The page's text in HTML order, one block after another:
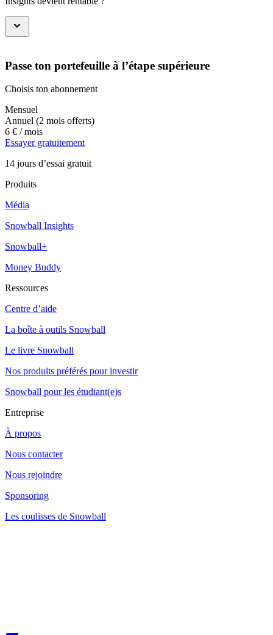
Passe ton portefeuille à l’étape supérieure
Choisis ton abonnement
Mensuel
Annuel (2 mois offerts)
6 € / mois
Essayer gratuitement
14 jours d’essai gratuit
Produits
Média
Snowball Insights
Snowball+
Money Buddy
Ressources
Centre d’aide
La boîte à outils Snowball
Le livre Snowball
Nos produits préférés pour investir
Snowball pour les étudiant(e)s
Entreprise
À propos
Nous contacter
Nous rejoindre
Sponsoring
Les coulisses de Snowball